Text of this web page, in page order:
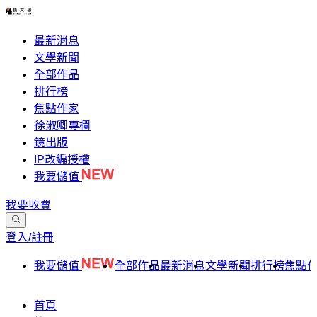
最新消息
文學新聞
全部作品
排行榜
焦點作家
徐淑卿專欄
鏡出版
IP改編授權
我要儲值
我要收費
登入/註冊
我要儲值 全部作品最新消息文學新聞排行榜焦點
首頁